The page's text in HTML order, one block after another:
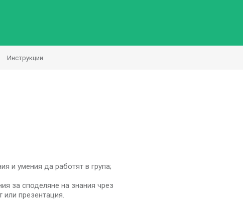
Инструкции
и умения да работят в група;
за споделяне на знания чрез
презентация.